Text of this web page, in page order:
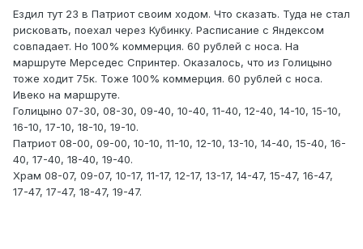
Ездил тут 23 в Патриот своим ходом. Что сказать. Туда не стал
рисковать, поехал через Кубинку. Расписание с Яндексом
совпадает. Но 100% коммерция. 60 рублей с носа. На
маршруте Мерседес Спринтер. Оказалось, что из Голицыно
тоже ходит 75к. Тоже 100% коммерция. 60 рублей с носа.
Ивеко на маршруте.
Голицыно 07-30, 08-30, 09-40, 10-40, 11-40, 12-40, 14-10, 15-10,
16-10, 17-10, 18-10, 19-10.
Патриот 08-00, 09-00, 10-10, 11-10, 12-10, 13-10, 14-40, 15-40, 16-
40, 17-40, 18-40, 19-40.
Храм 08-07, 09-07, 10-17, 11-17, 12-17, 13-17, 14-47, 15-47, 16-47,
17-47, 17-47, 18-47, 19-47.